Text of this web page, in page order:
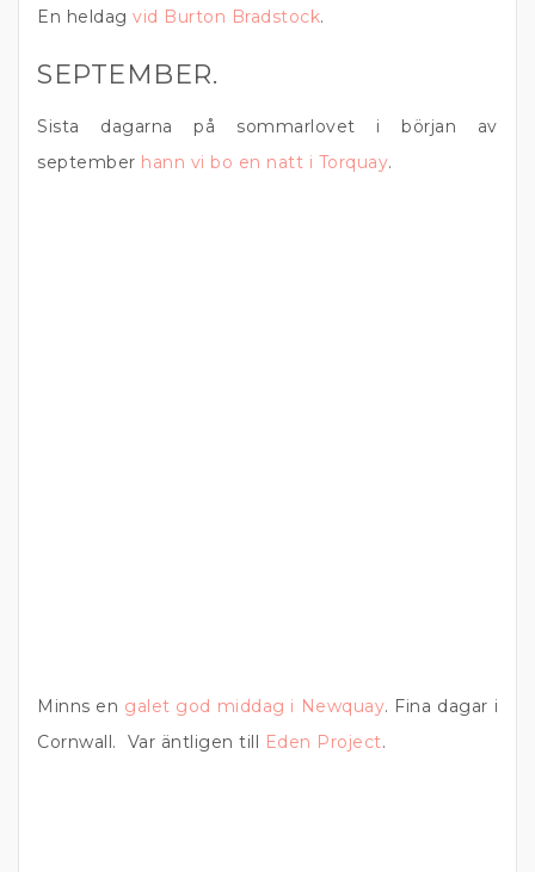
En heldag vid Burton Bradstock.
SEPTEMBER.
Sista dagarna på sommarlovet i början av
september hann vi bo en natt i Torquay.
Minns en galet god middag i Newquay. Fina dagar i
Cornwall. Var äntligen till Eden Project.